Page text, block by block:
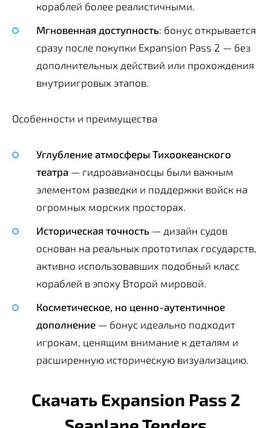
кораблей более реалистичными.
Мгновенная доступность: бонус открывается
сразу после покупки Expansion Pass 2 — без
дополнительных действий или прохождения
внутриигровых этапов.
Особенности и преимущества
Углубление атмосферы Тихоокеанского
театра — гидроавианосцы были важным
элементом разведки и поддержки войск на
огромных морских просторах.
Историческая точность — дизайн судов
основан на реальных прототипах государств,
активно использовавших подобный класс
кораблей в эпоху Второй мировой.
Косметическое, но ценно-аутентичное
дополнение — бонус идеально подходит
игрокам, ценящим внимание к деталям и
расширенную историческую визуализацию.
Скачать Expansion Pass 2